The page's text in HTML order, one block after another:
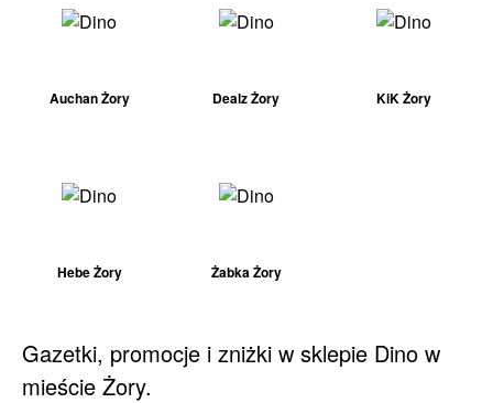
Auchan Żory Dealz Żory KiK Żory
Hebe Żory Żabka Żory
Gazetki, promocje i zniżki w sklepie Dino w
mieście Żory.